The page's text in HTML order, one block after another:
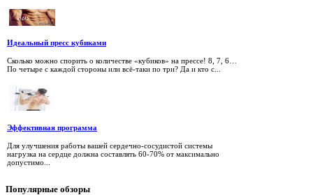
Идеальный пресс кубиками
Сколько можно спорить о количестве «кубиков» на прессе! 8, 7, 6…
По четыре с каждой стороны или всё-таки по три? Да и кто с...
Эффективная программа
Для улучшения работы вашей сердечно-сосудистой системы
нагрузка на сердце должна составлять 60-70% от максимально
допустимо...
Популярные обзоры